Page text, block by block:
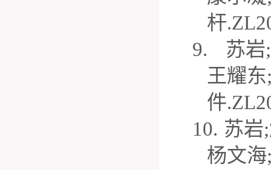
杆
9.
苏岩;
王耀东
件
10. 苏岩;
杨文海